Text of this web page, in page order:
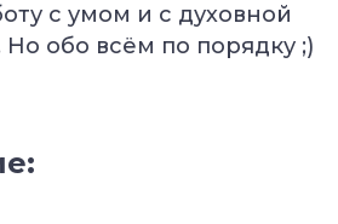
с умом и с духовной
обо всём по порядку ;)